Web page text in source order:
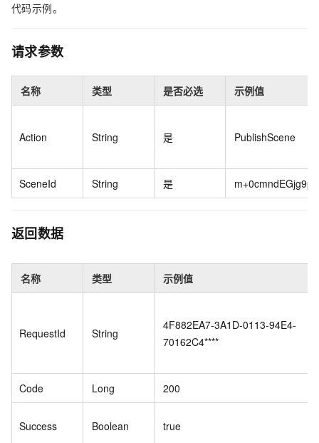
代码示例。
请求参数
名称 类型 是否必选 示例值
Action String 是 PublishScene
SceneId String 是
返回数据
名称 类型 示例值
RequestId String
4F882EA7-3A1D-0113-94E4-
70162C4****
Code Long 200
Success Boolean true